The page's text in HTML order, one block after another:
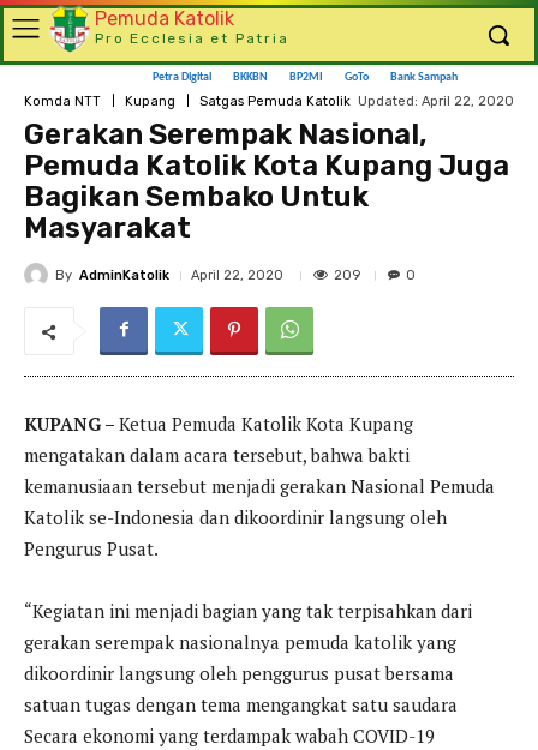
Pemuda Katolik
Pro Ecclesia et Patria
Petra Digital BKKBN BP2MI GoTo Bank Sampah
Komda NTT Kupang Satgas Pemuda Katolik Updated: April 22, 2020
Gerakan Serempak Nasional,
Pemuda Katolik Kota Kupang Juga
Bagikan Sembako Untuk
Masyarakat
By AdminKatolik April 22, 2020 209 0
KUPANG – Ketua Pemuda Katolik Kota Kupang
mengatakan dalam acara tersebut, bahwa bakti
kemanusiaan tersebut menjadi gerakan Nasional Pemuda
Katolik se-Indonesia dan dikoordinir langsung oleh
Pengurus Pusat.
“Kegiatan ini menjadi bagian yang tak terpisahkan dari
gerakan serempak nasionalnya pemuda katolik yang
dikoordinir langsung oleh penggurus pusat bersama
satuan tugas dengan tema mengangkat satu saudara
Secara ekonomi yang terdampak wabah COVID-19